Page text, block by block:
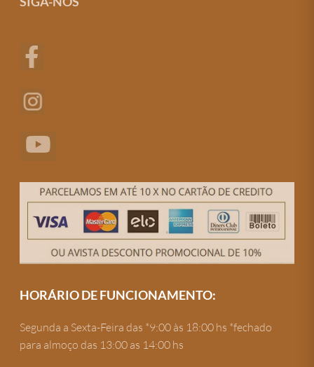
HORÁRIO DE FUNCIONAMENTO:
Segunda a Sexta-Feira das *9:00 às 18:00 hs *fechado
para almoço das 13:00 as 14:00 hs